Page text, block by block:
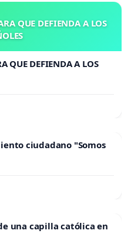
por los hechos que se le
manejos procesales
y el levantamiento
por lo antes expuesto
Ortega Díaz le solicitamos
en materia de niños,
relevancia jurídica que
QUE DEFIENDA A LOS
QUE DEFIENDA A LOS
ciudadano "Somos
una capilla católica en